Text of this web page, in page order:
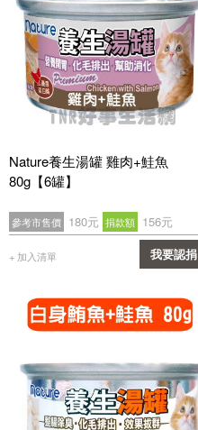
Nature養生湯罐 雞肉+鮭魚
80g【6罐】
參考市售價 180元 捐款額 156元
+ 加入清單 我要認捐